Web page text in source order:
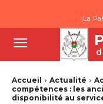
La
Accueil Actualité
compétences : les
disponibilité au